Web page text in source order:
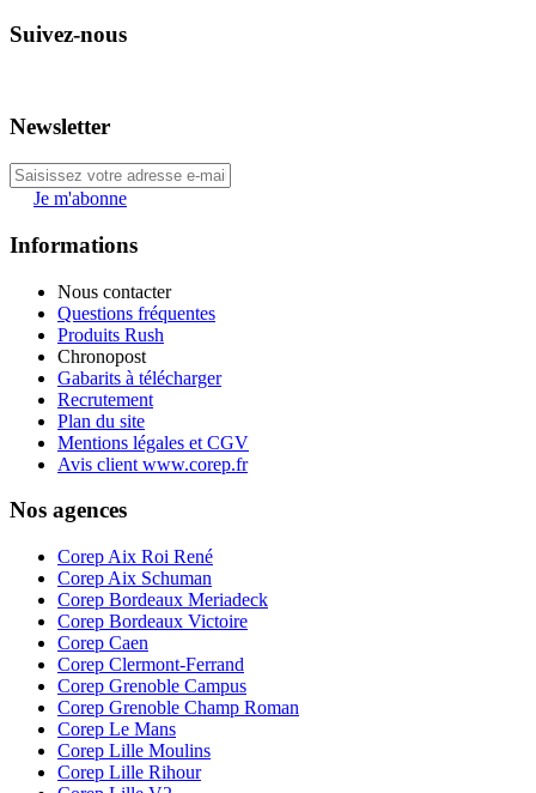
Suivez-nous
Newsletter
Je m'abonne
Informations
Nous contacter
Questions fréquentes
Produits Rush
Chronopost
Gabarits à télécharger
Recrutement
Plan du site
Mentions légales et CGV
Avis client www.corep.fr
Nos agences
Corep Aix Roi René
Corep Aix Schuman
Corep Bordeaux Meriadeck
Corep Bordeaux Victoire
Corep Caen
Corep Clermont-Ferrand
Corep Grenoble Campus
Corep Grenoble Champ Roman
Corep Le Mans
Corep Lille Moulins
Corep Lille Rihour